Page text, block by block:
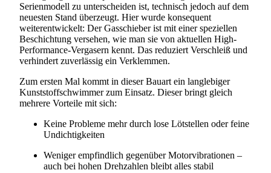
Serienmodell zu unterscheiden ist, technisch jedoch auf dem
neuesten Stand überzeugt. Hier wurde konsequent
weiterentwickelt: Der Gasschieber ist mit einer speziellen
Beschichtung versehen, wie man sie von aktuellen High-
Performance-Vergasern kennt. Das reduziert Verschleiß und
verhindert zuverlässig ein Verklemmen.
Zum ersten Mal kommt in dieser Bauart ein langlebiger
Kunststoffschwimmer zum Einsatz. Dieser bringt gleich
mehrere Vorteile mit sich:
Keine Probleme mehr durch lose Lötstellen oder feine
Undichtigkeiten
Weniger empfindlich gegenüber Motorvibrationen –
auch bei hohen Drehzahlen bleibt alles stabil